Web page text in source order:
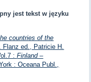
jest tekst w języku
countries of the
ed., Patricie H.
:Finland –
: Oceana Publ.,